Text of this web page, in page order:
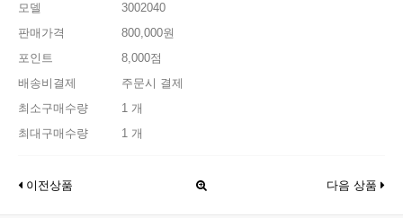
모델
3002040
판매가격
800,000원
포인트
8,000점
배송비결제
주문시 결제
최소구매수량
1 개
최대구매수량
1 개
이전상품 다음 상품